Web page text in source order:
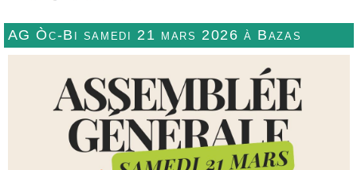
AG Òc-Bi samedi 21 mars 2026 à Bazas